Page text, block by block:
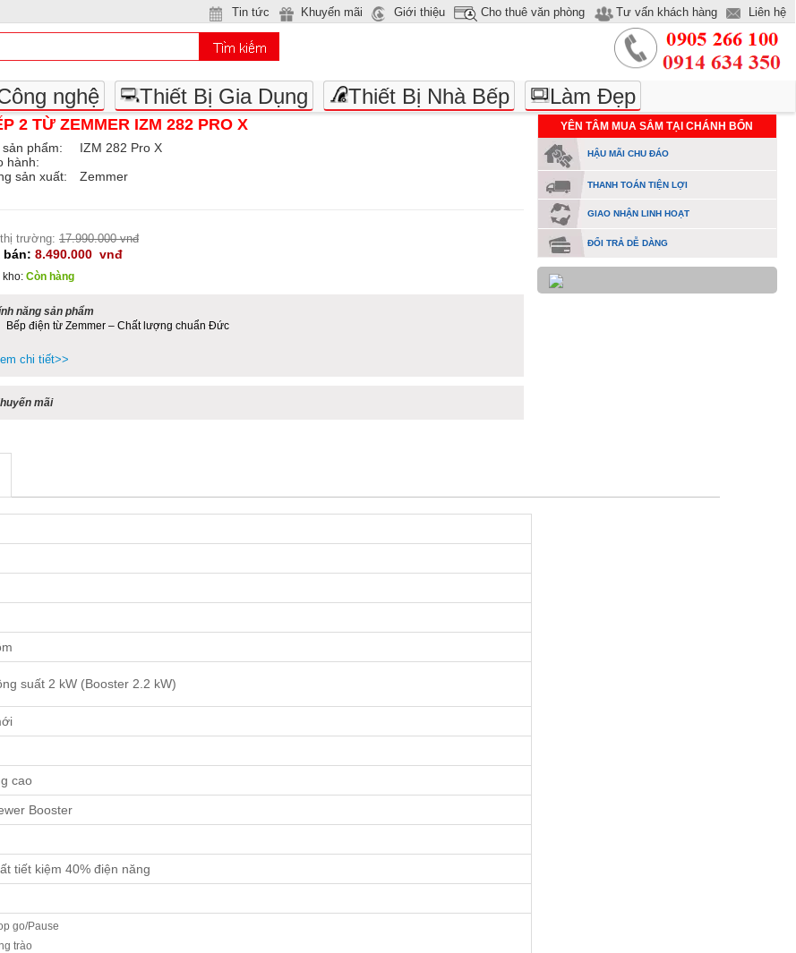
Liên hệ
Tin tức Khuyến mãi Giới thiệu Cho thuê văn phòng Tư vấn khách hàng
nghệ Thiết Bị Gia Dụng Thiết Bị Nhà Bếp Làm Đẹp
2 TỪ ZEMMER IZM 282 PRO X
sản phẩm:
IZM 282 Pro X
hành:
sản xuất:
Zemmer
trường: 17.990.000 vnđ
bán: 8.490.000 vnđ
kho: Còn hàng
năng sản phẩm
Bếp điện từ Zemmer – Chất lượng chuẩn Đức
chi tiết>>
mãi
YÊN TÂM MUA SẮM TẠI CHÁNH BỔN
HẬU MÃI CHU ĐÁO
THANH TOÁN TIỆN LỢI
GIAO NHẬN LINH HOẠT
ĐỔI TRẢ DỄ DÀNG
suất 2 kW (Booster 2.2 kW)
cao
Booster
tiết kiệm 40% điện năng
go/Pause
trào